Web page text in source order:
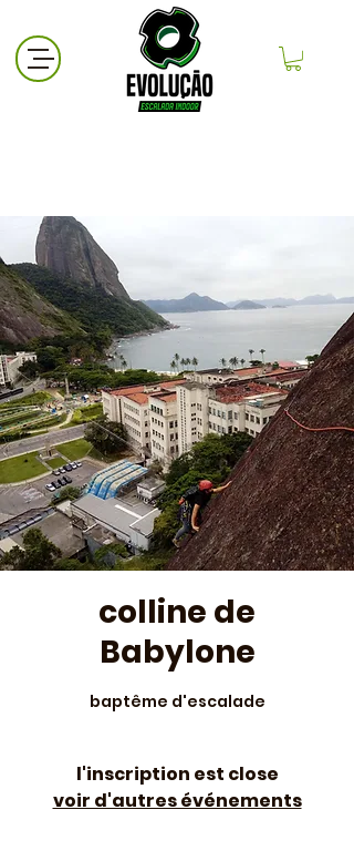
colline de
Babylone
baptême d'escalade
l'inscription est close
voir d'autres événements